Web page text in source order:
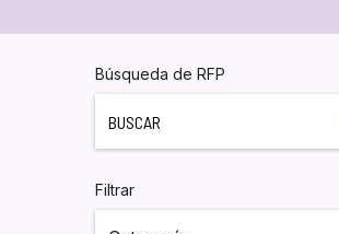
Búsqueda de RFP
Filtrar